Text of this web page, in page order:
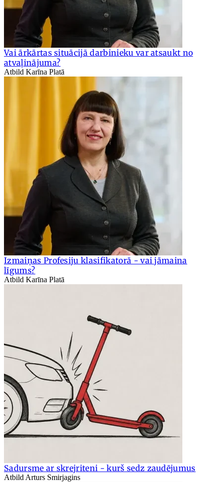
Vai ārkārtas situācijā darbinieku var atsaukt no
atvaļinājuma?
Atbild Karīna Platā
Izmaiņas Profesiju klasifikatorā - vai jāmaina
līgums?
Atbild Karīna Platā
Sadursme ar skrejriteni - kurš sedz zaudējumus
Atbild Arturs Smirjagins